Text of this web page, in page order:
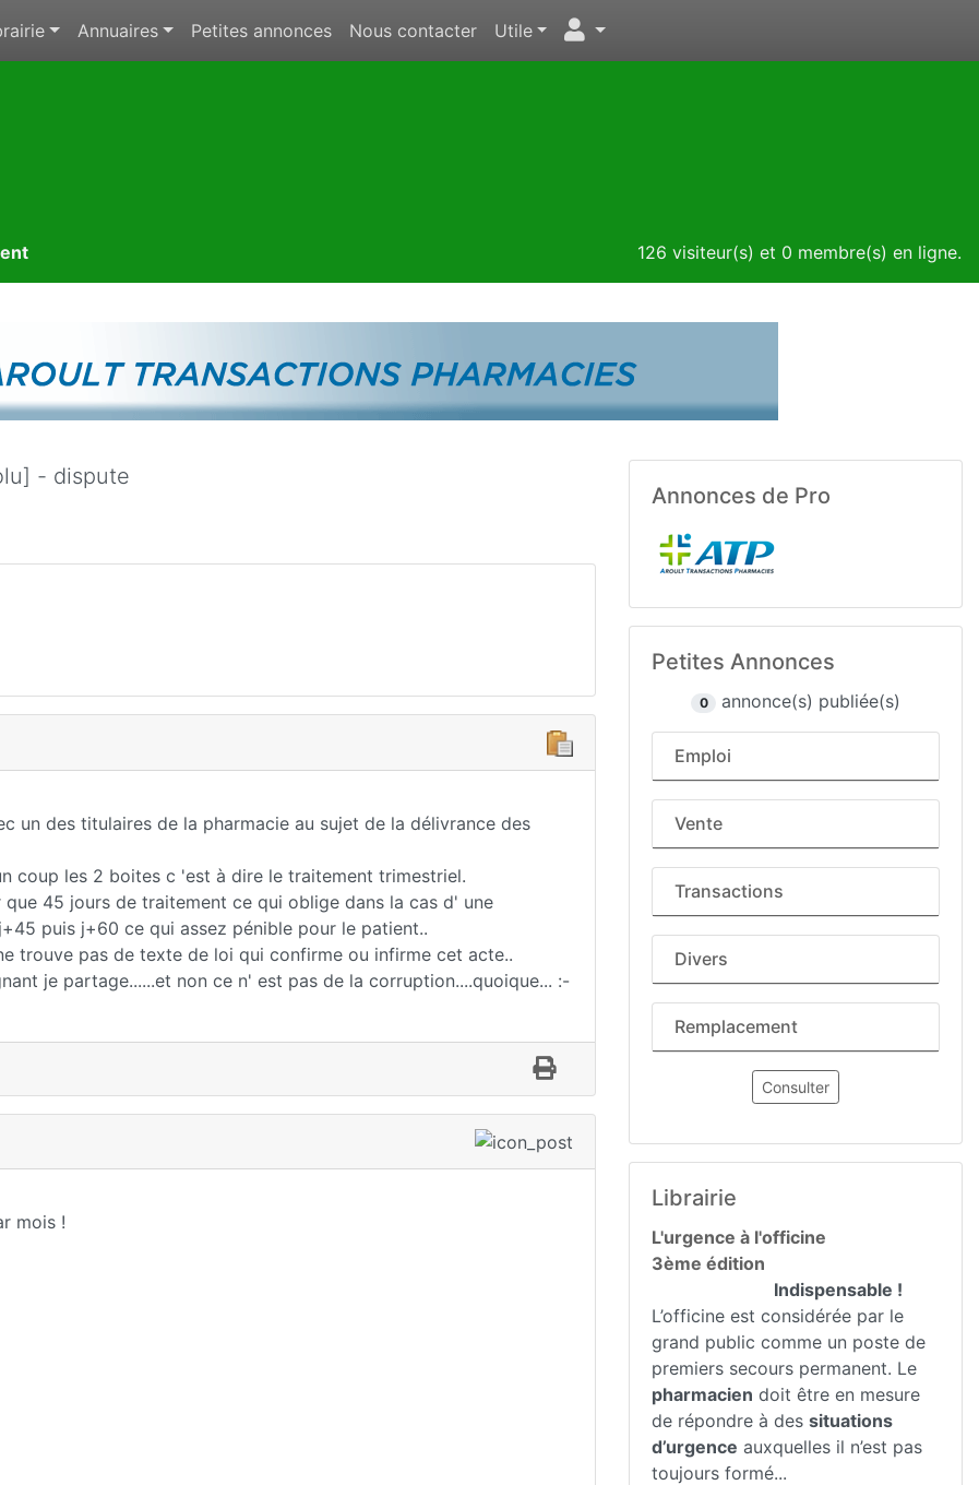
Annuaires Petites annonces Nous contacter Utile
126 visiteur(s) et 0 membre(s) en ligne.
- dispute
un des titulaires de la pharmacie au sujet de la délivrance des
coup les 2 boites c 'est à dire le traitement trimestriel.
45 jours de traitement ce qui oblige dans la cas d' une
puis j+60 ce qui assez pénible pour le patient..
trouve pas de texte de loi qui confirme ou infirme cet acte..
je partage......et non ce n' est pas de la corruption....quoique... :-
mois !
Annonces de Pro
Petites Annonces
0 annonce(s) publiée(s)
Emploi
Vente
Transactions
Divers
Remplacement
Consulter
Librairie
L'urgence à l'officine
3ème édition
Indispensable !
L’officine est considérée par le
grand public comme un poste de
premiers secours permanent. Le
pharmacien doit être en mesure
de répondre à des situations
d’urgence auxquelles il n’est pas
toujours formé...